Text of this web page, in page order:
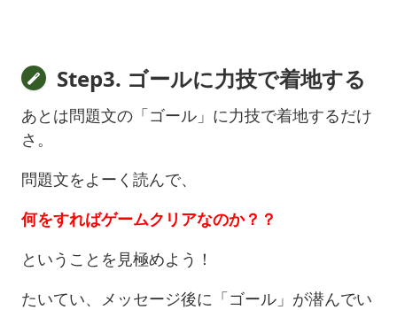
Step3. ゴールに力技で着地する
あとは問題文の「ゴール」に力技で着地するだけ
さ。
問題文をよーく読んで、
何をすればゲームクリアなのか？？
ということを見極めよう！
たいてい、メッセージ後に「ゴール」が潜んでい